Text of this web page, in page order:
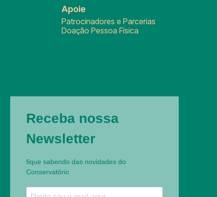
Apoie
Patrocinadores e Parcerias
Doação Pessoa Física